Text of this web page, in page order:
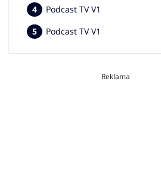
video
Podcast TV V1
Podcast TV V1
Reklama